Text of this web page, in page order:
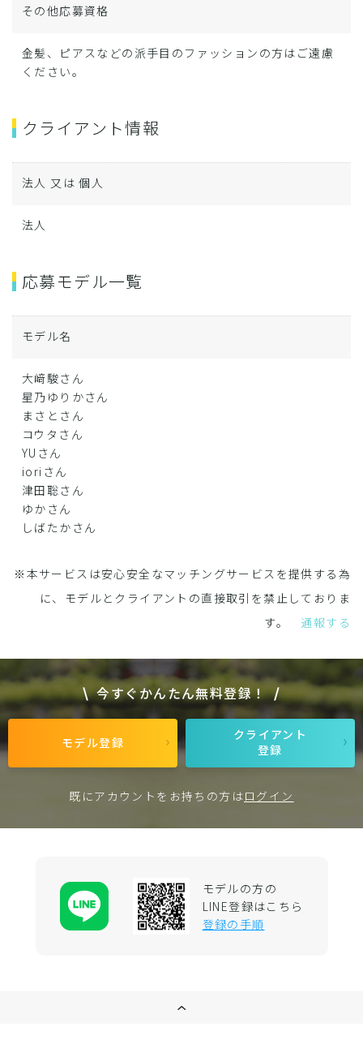
その他応募資格
金髪、ピアスなどの派手目のファッションの方はご遠慮
ください。
クライアント情報
法人 又は 個人
法人
応募モデル一覧
モデル名
大﨑駿さん
星乃ゆりかさん
まさとさん
コウタさん
YUさん
ioriさん
津田聡さん
ゆかさん
しばたかさん
※本サービスは安心安全なマッチングサービスを提供する為
に、モデルとクライアントの直接取引を禁止しておりま
す。通報する
今すぐかんたん無料登録！
モデル登録
クライアント
登録
既にアカウントをお持ちの方はログイン
モデルの方の
LINE登録はこちら
登録の手順